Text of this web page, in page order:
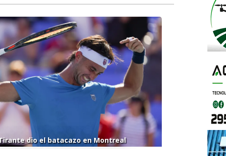
dio el batacazo en Montreal